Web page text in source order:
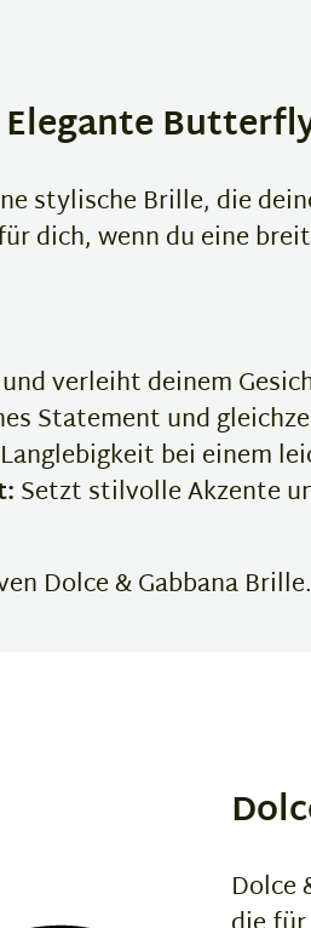
Elegante
stylische Brille, die
dich, wenn du eine
verleiht deinem
Statement und
bei einem
Setzt stilvolle Akzente
Dolce & Gabbana
Dolce